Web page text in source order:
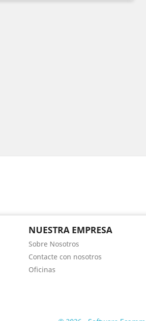
NUESTRA EMPRESA
Sobre Nosotros
Contacte con nosotros
Oficinas